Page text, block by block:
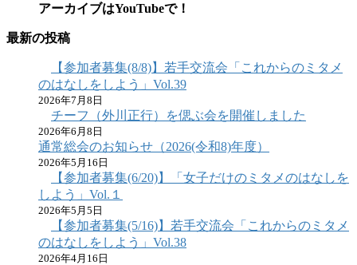
アーカイブはYouTubeで！
最新の投稿
【参加者募集(8/8)】若手交流会「これからのミタメ
のはなしをしよう」Vol.39
2026年7月8日
チーフ（外川正行）を偲ぶ会を開催しました
2026年6月8日
通常総会のお知らせ（2026(令和8)年度）
2026年5月16日
【参加者募集(6/20)】「女子だけのミタメのはなしを
しよう」Vol.１
2026年5月5日
【参加者募集(5/16)】若手交流会「これからのミタメ
のはなしをしよう」Vol.38
2026年4月16日